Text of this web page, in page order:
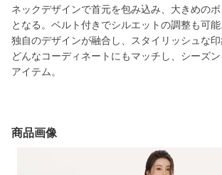
ネックデザインで首元を包み込み、大きめの
となる。ベルト付きでシルエットの調整も可
独自のデザインが融合し、スタイリッシュな印
どんなコーディネートにもマッチし、シーズ
アイテム。
商品画像